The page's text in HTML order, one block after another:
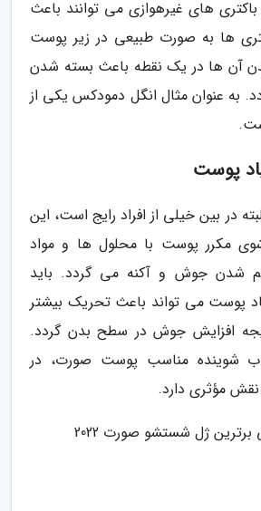
های غیرهوازی می توانند باعث
ها به صورت طبیعی در زیر پوست
آن ها در یک نقطه باعث بسته شدن
به عنوان مثال انگل دمودکس یکی از
پوست
در بین خیلی از افراد رایج است، این
مکرر پوست با محلول ها و مواد
شدن جوش و آکنه می گردد. باید
پوست می تواند باعث تحریک بیشتر
افزایش جوش در سطح بدن گردد.
شوینده مناسب پوست صورت، در
مؤثری دارد.
ژل شستشو صورت 2022